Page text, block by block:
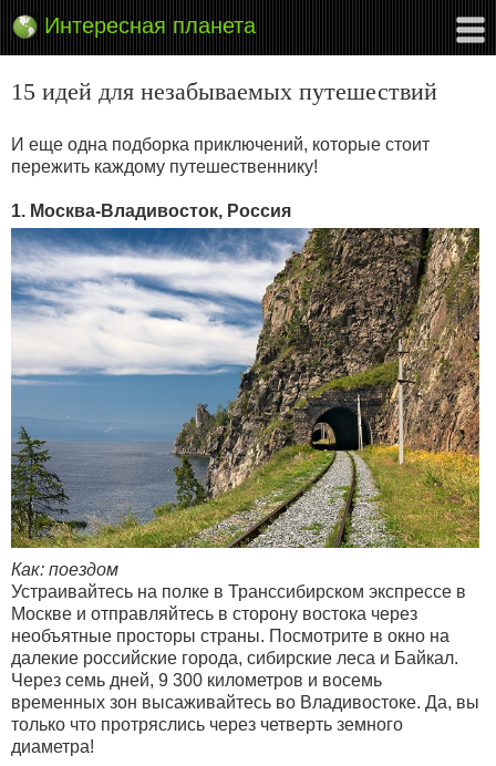
Интересная планета
15 идей для незабываемых путешествий
И еще одна подборка приключений, которые стоит
пережить каждому путешественнику!
1. Москва-Владивосток, Россия
Как: поездом
Устраивайтесь на полке в Транссибирском экспрессе в
Москве и отправляйтесь в сторону востока через
необъятные просторы страны. Посмотрите в окно на
далекие российские города, сибирские леса и Байкал.
Через семь дней, 9 300 километров и восемь
временных зон высаживайтесь во Владивостоке. Да, вы
только что протряслись через четверть земного
диаметра!